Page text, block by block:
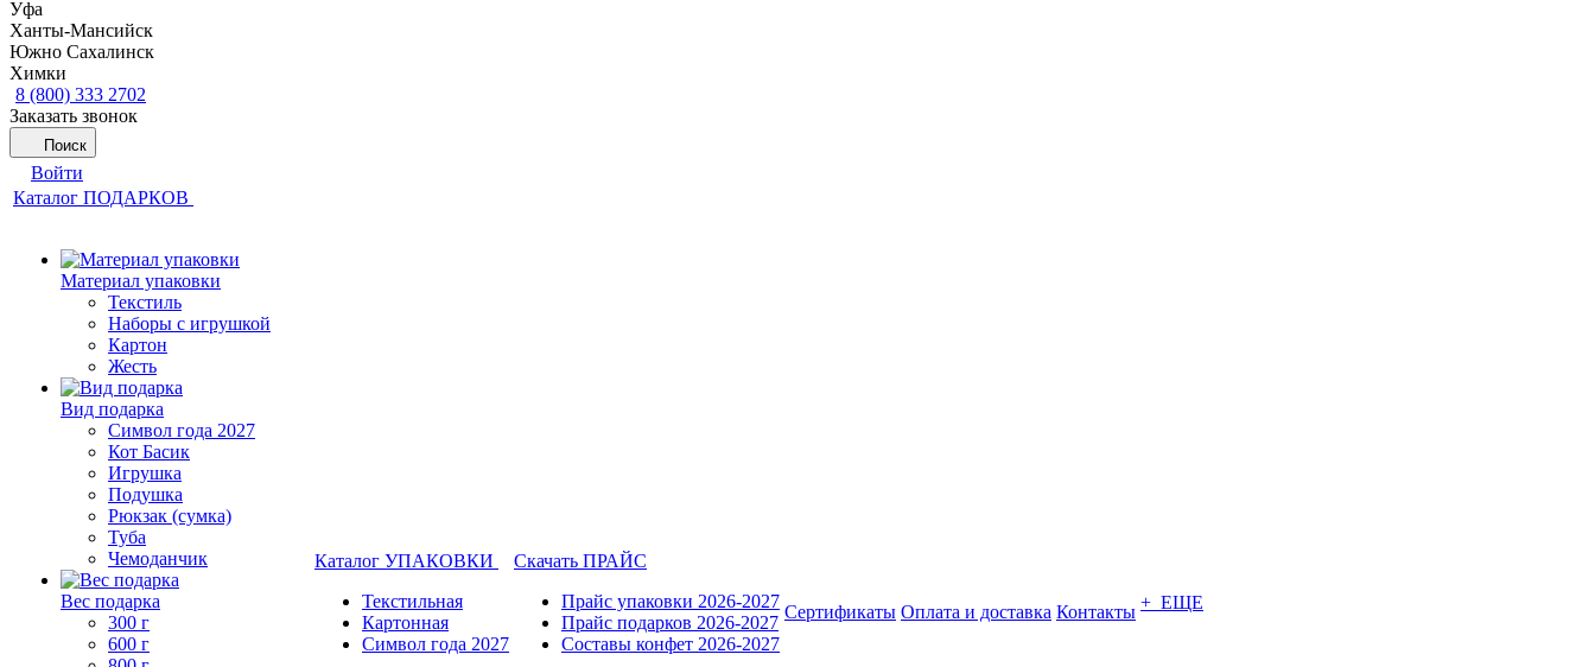
Уфа
Ханты-Мансийск
Южно Сахалинск
Химки
8 (800) 333 2702
Заказать звонок
Поиск
Войти
Каталог ПОДАРКОВ
Материал упаковки
Текстиль
Наборы с игрушкой
Картон
Жесть
Вид подарка
Символ года 2027
Кот Басик
Игрушка
Подушка
Рюкзак (сумка)
Туба
Чемоданчик
Вес подарка
300 г
600 г
Каталог УПАКОВКИ
Текстильная
Картонная
Символ года 2027
Скачать ПРАЙС
Прайс упаковки 2026-2027
Прайс подарков 2026-2027
Составы конфет 2026-2027
Сертификаты Оплата и доставка Контакты + ЕЩЕ